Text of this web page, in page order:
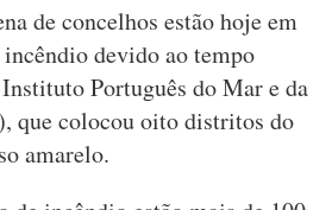
de concelhos estão hoje em
devido ao tempo
Português do Mar e da
que colocou oito distritos do
amarelo.